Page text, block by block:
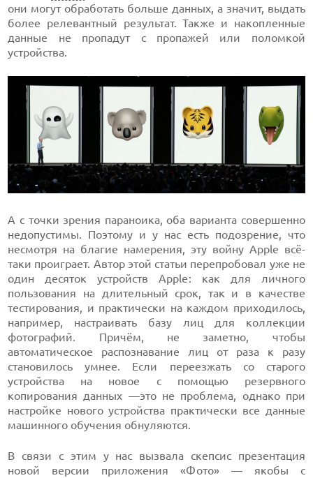
они могут обработать больше данных, а значит, выдать
более релевантный результат. Также и накопленные
данные не пропадут с пропажей или поломкой
устройства.
А с точки зрения параноика, оба варианта совершенно
недопустимы. Поэтому и у нас есть подозрение, что
несмотря на благие намерения, эту войну Apple всё-
таки проиграет. Автор этой статьи перепробовал уже не
один десяток устройств Apple: как для личного
пользования на длительный срок, так и в качестве
тестирования, и практически на каждом приходилось,
например, настраивать базу лиц для коллекции
фотографий. Причём, не заметно, чтобы
автоматическое распознавание лиц от раза к разу
становилось умнее. Если переезжать со старого
устройства на новое с помощью резервного
копирования данных —это не проблема, однако при
настройке нового устройства практически все данные
машинного обучения обнуляются.
В связи с этим у нас вызвала скепсис презентация
новой версии приложения «Фото» — якобы с